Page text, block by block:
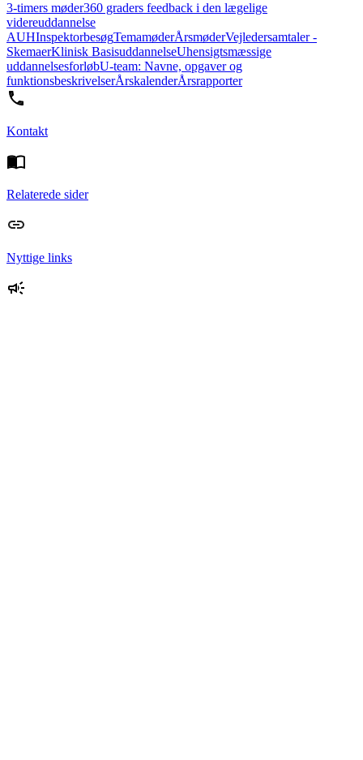
3-timers møder360 graders feedback i den lægelige
videreuddannelse
AUHInspektorbesøgTemamøderÅrsmøderVejledersamtaler -
SkemaerKlinisk BasisuddannelseUhensigtsmæssige
uddannelsesforløbU-team: Navne, opgaver og
funktionsbeskrivelserÅrskalenderÅrsrapporter
Kontakt
Relaterede sider
Nyttige links